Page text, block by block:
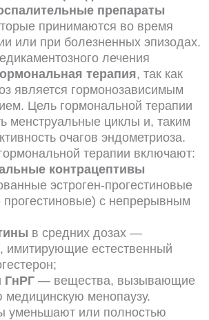
препараты
принимаются во время
или при болезненных эпизодах.
лечения
терапия, так как
является гормонозависимым
Цель гормональной терапии
менструальные циклы и, таким
очагов эндометриоза.
терапии включают:
контрацептивы
эстроген-прогестиновые
прогестиновые) с непрерывным
в средних дозах —
имитирующие естественный
ГнРГ — вещества, вызывающие
медицинскую менопаузу.
уменьшают или полностью